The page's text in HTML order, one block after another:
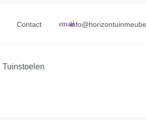
Contact
Tuinstoelen